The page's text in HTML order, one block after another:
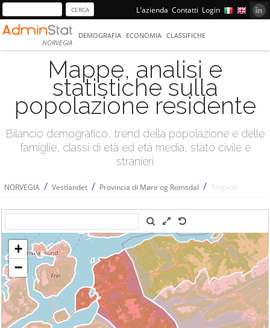
L'azienda Contatti Login
NORVEGIA
DEMOGRAFIA ECONOMIA CLASSIFICHE
Mappe, analisi e
statistiche sulla
popolazione residente
Bilancio demografico, trend della popolazione e delle
famiglie, classi di età ed età media, stato civile e
stranieri
NORVEGIA / Vestlandet / Provincia di Møre og Romsdal / Tingvoll